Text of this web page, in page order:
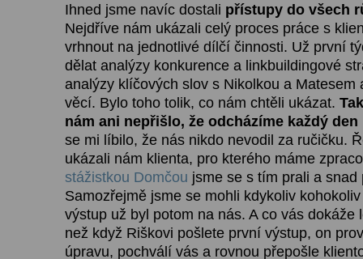
Ihned jsme navíc dostali přístupy do všech
Nejdříve nám ukázali celý proces práce s
vrhnout na jednotlivé dílčí činnosti. Už první
dělat analýzy konkurence a linkbuildingové
analýzy klíčových slov s Nikolkou a Matesem
věcí. Bylo toho tolik, co nám chtěli ukázat.
nám ani nepřišlo, že odcházíme každý den
se mi líbilo, že nás nikdo nevodil za ručičku.
ukázali nám klienta, pro kterého máme
stážistkou Domčou jsme se s tím prali a snad
Samozřejmě jsme se mohli kdykoliv
výstup už byl potom na nás. A co vás dokáže
než když Riškovi pošlete první výstup, on
úpravu, pochválí vás a rovnou přepošle